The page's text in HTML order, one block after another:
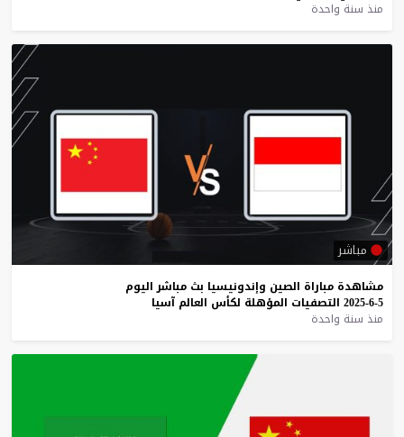
منذ سنة واحدة
مباشر
مشاهدة مباراة الصين وإندونيسيا بث مباشر اليوم
5-6-2025
التصفيات المؤهلة لكأس العالم آسيا
منذ سنة واحدة